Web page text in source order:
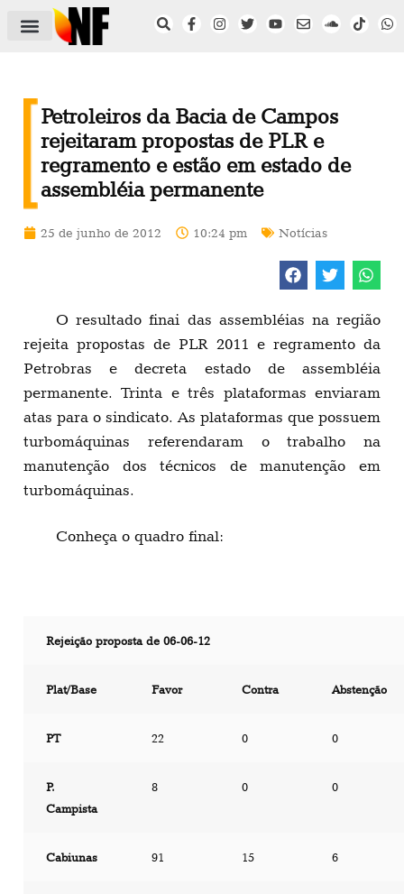
Petroleiros da Bacia de Campos
rejeitaram propostas de PLR e
regramento e estão em estado de
assembléia permanente
25 de junho de 2012 10:24 pm Notícias
O resultado finai das assembléias na região
rejeita propostas de PLR 2011 e regramento da
Petrobras e decreta estado de assembléia
permanente. Trinta e três plataformas enviaram
atas para o sindicato. As plataformas que possuem
turbomáquinas referendaram o trabalho na
manutenção dos técnicos de manutenção em
turbomáquinas.
Conheça o quadro final:
Rejeição proposta de 06-06-12
Plat/Base Favor Contra Abstenção
PT 22 0 0
P.
Campista
8 0 0
Cabiunas 91 15 6